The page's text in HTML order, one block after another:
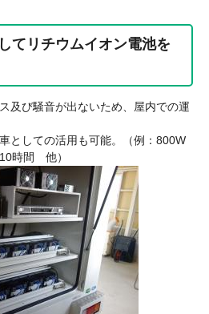
てリチウムイオン電池を
及び騒音が出ないため、屋内での運
としての活用も可能。（例：800W
時間 他）